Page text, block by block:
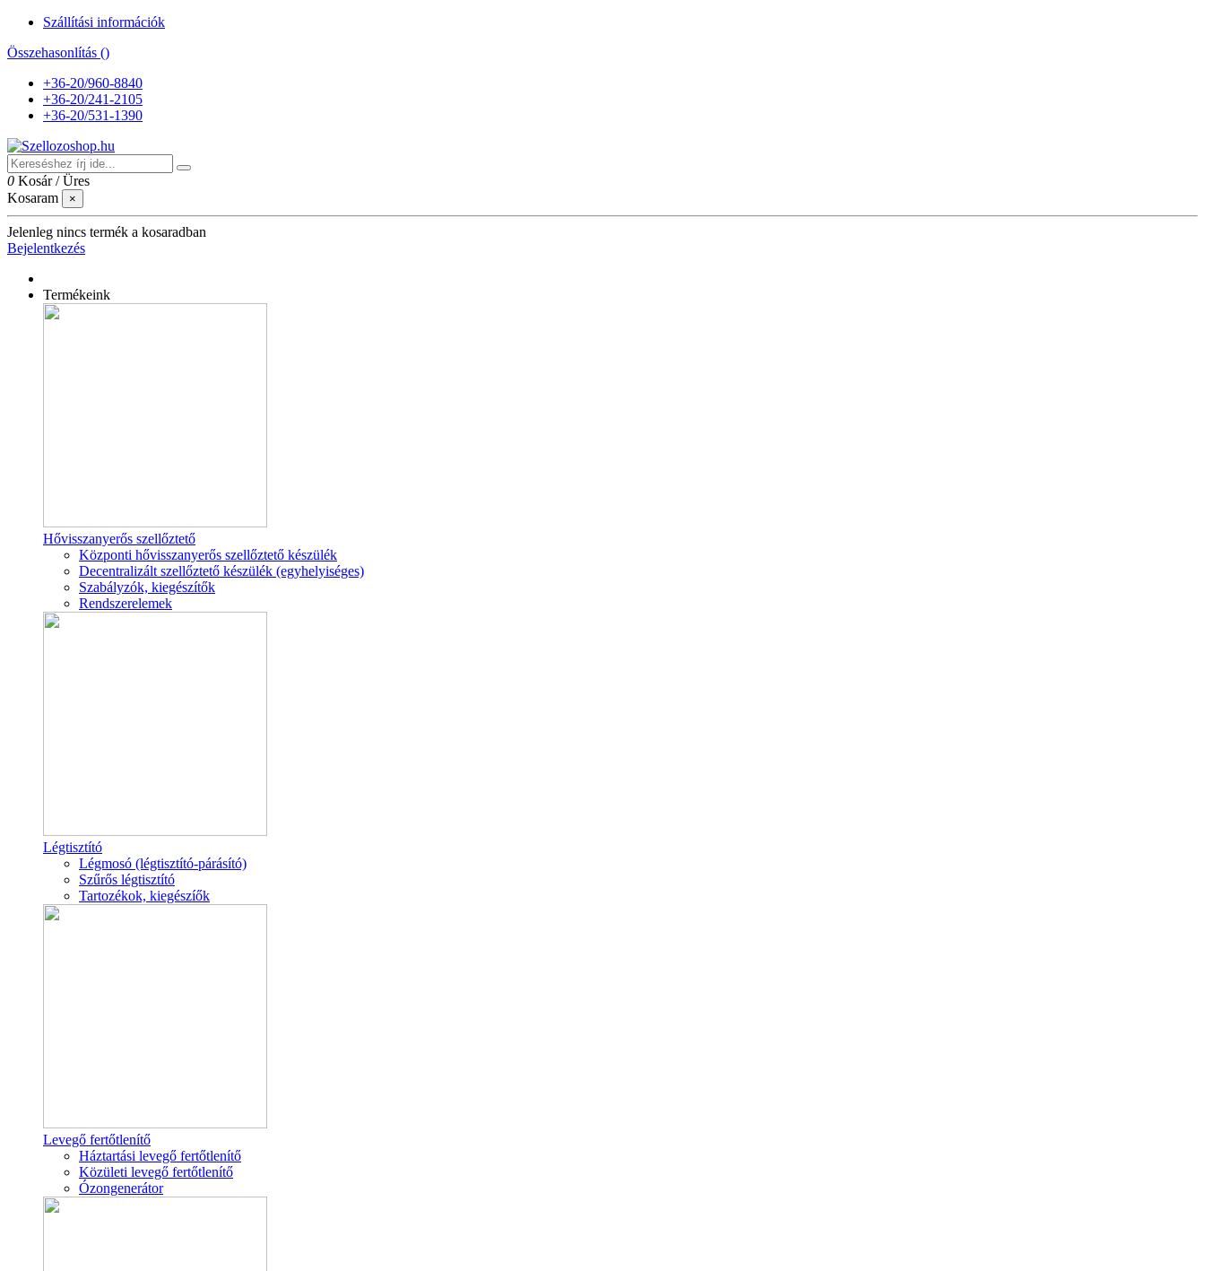
Szállítási információk
Összehasonlítás ()
+36-20/960-8840
+36-20/241-2105
+36-20/531-1390
0 Kosár /Üres
Kosaram
×
Jelenleg nincs termék a kosaradban
Bejelentkezés
Termékeink
Hővisszanyerős szellőztető
Központi hővisszanyerős szellőztető készülék
Decentralizált szellőztető készülék (egyhelyiséges)
Szabályzók, kiegészítők
Rendszerelemek
Légtisztító
Légmosó (légtisztító-párásító)
Szűrős légtisztító
Tartozékok, kiegészíők
Levegő fertőtlenítő
Háztartási levegő fertőtlenítő
Közületi levegő fertőtlenítő
Ózongenerátor